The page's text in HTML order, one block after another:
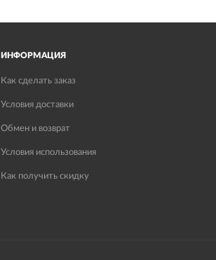
ИНФОРМАЦИЯ
Как сделать заказ
Условия доставки
Обмен и возврат
Условия использования
Как получить скидку